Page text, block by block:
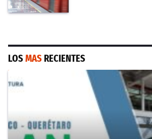
LOSMAS RECIENTES